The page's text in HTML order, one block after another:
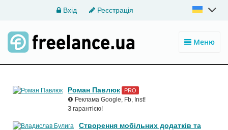
Вхід Реєстрація
Меню
Роман Павлюк PRO
❶ Реклама Google, Fb, Inst!
З гарантією!
Створення мобільних додатків та